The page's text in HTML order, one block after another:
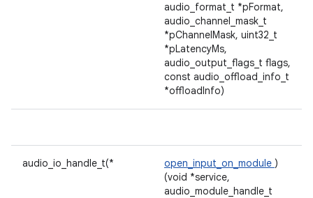
audio_format_t *pFormat,
audio_channel_mask_t
*pChannelMask, uint32_t
*pLatencyMs,
audio_output_flags_t flags,
const audio_offload_info_t
*offloadInfo)
audio_io_handle_t(* open_input_on_module )
(void *service,
audio_module_handle_t